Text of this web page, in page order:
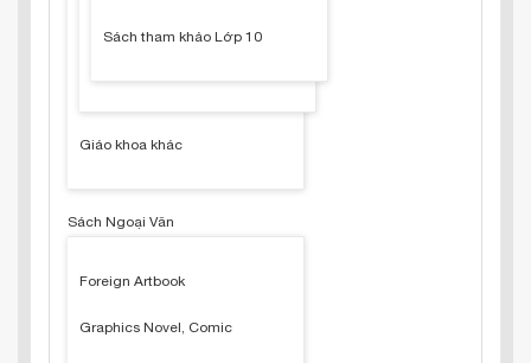
Sách tham khảo Lớp 10
Giáo khoa khác
Sách Ngoại Văn
Foreign Artbook
Graphics Novel, Comic